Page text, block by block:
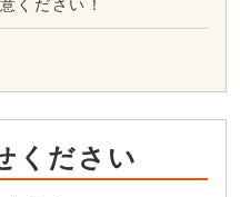
ください！
ください